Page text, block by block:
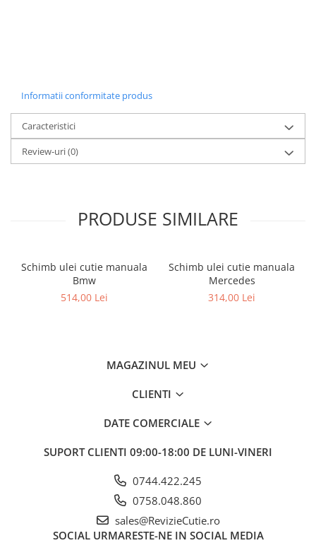
Informatii conformitate produs
Caracteristici
Review-uri(0)
PRODUSE SIMILARE
Schimb ulei cutie manuala
Bmw
514,00 Lei
Schimb ulei cutie manuala
Mercedes
314,00 Lei
MAGAZINUL MEU
CLIENTI
DATE COMERCIALE
SUPORT CLIENTI 09:00-18:00 DE LUNI-VINERI
0744.422.245
0758.048.860
sales@RevizieCutie.ro
SOCIAL URMARESTE-NE IN SOCIAL MEDIA